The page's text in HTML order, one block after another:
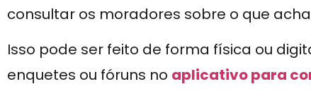
consultar os moradores sobre o que
Isso pode ser feito de forma física ou
enquetes ou fóruns no aplicativo para